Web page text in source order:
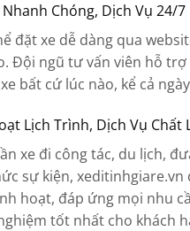
Chóng, Dịch Vụ 24/7
đặt xe dễ dàng qua
Đội ngũ tư vấn viên hỗ trợ
bất cứ lúc nào, kể cả
Lịch Trình, Dịch Vụ Chất
xe đi công tác, du lịch,
sự kiện, xeditinhgiare.vn
hoạt, đáp ứng mọi nhu
tốt nhất cho khách